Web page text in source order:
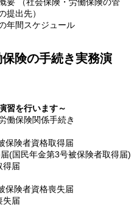
提出先）
年間スケジュール
保険の手続き実務演
習を行います～
働保険関係手続き
険者資格取得届
民年金第3号被保険者取得届)
届
険者資格喪失届
届